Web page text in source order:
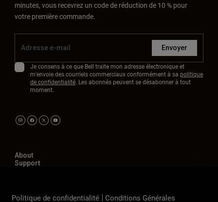
minutes, vous recevrez un code de réduction de 10 % pour
votre première commande.
Envoyer
Je consens à ce que Bell traite mon adresse électronique et
m'envoie des courriels commerciaux conformément à sa politique
de confidentialité. Les abonnés peuvent se désabonner à tout
moment.
About
Support
Politique de confidentialité Conditions Générales